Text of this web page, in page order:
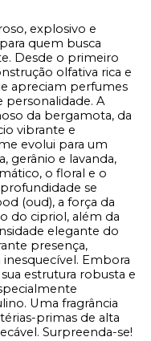
explosivo e
quem busca
Desde o primeiro
olfativa rica e
apreciam perfumes
personalidade. A
da bergamota, da
vibrante e
evolui para um
gerânio e lavanda,
o floral e o
se
(oud), a força da
do cipriol, além da
elegante do
presença,
inesquecível. Embora
estrutura robusta e
Uma fragrância
primas de alta
Surpreenda-se!